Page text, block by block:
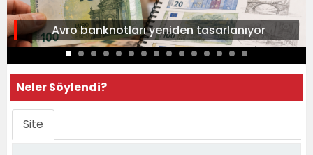
Avro banknotları yeniden tasarlanıyor
Neler Söylendi?
Site